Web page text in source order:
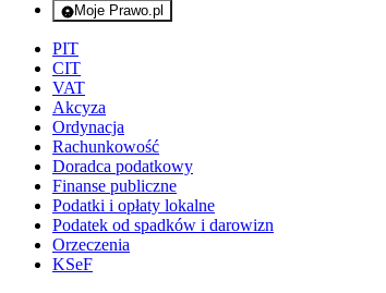
Moje Prawo.pl
- rejestracja i logowanie do serwisu
PIT
CIT
VAT
Akcyza
Ordynacja
Rachunkowość
Doradca podatkowy
Finanse publiczne
Podatki i opłaty lokalne
Podatek od spadków i darowizn
Orzeczenia
KSeF